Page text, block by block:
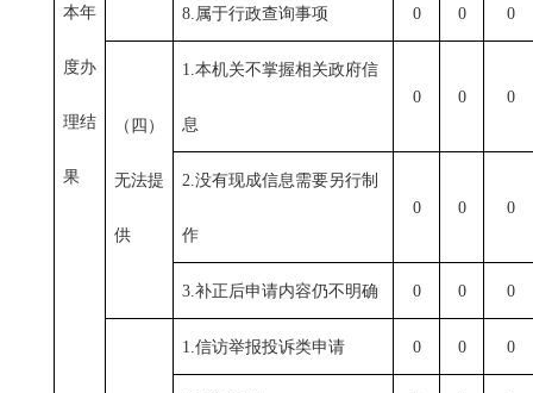
本年
度办
理结
果
8. 属于行政查询事项 0 0 0
（四）
无法提
供
1.本机关不掌握相关政府信
息
0 0 0
2.没有现成信息需要另行制
作
0 0 0
3.补正后申请内容仍不明确 0 0 0
1.信访举报投诉类申请 0 0 0